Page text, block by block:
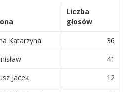
Liczba
głosów
Katarzyna
36
41
Jacek
12